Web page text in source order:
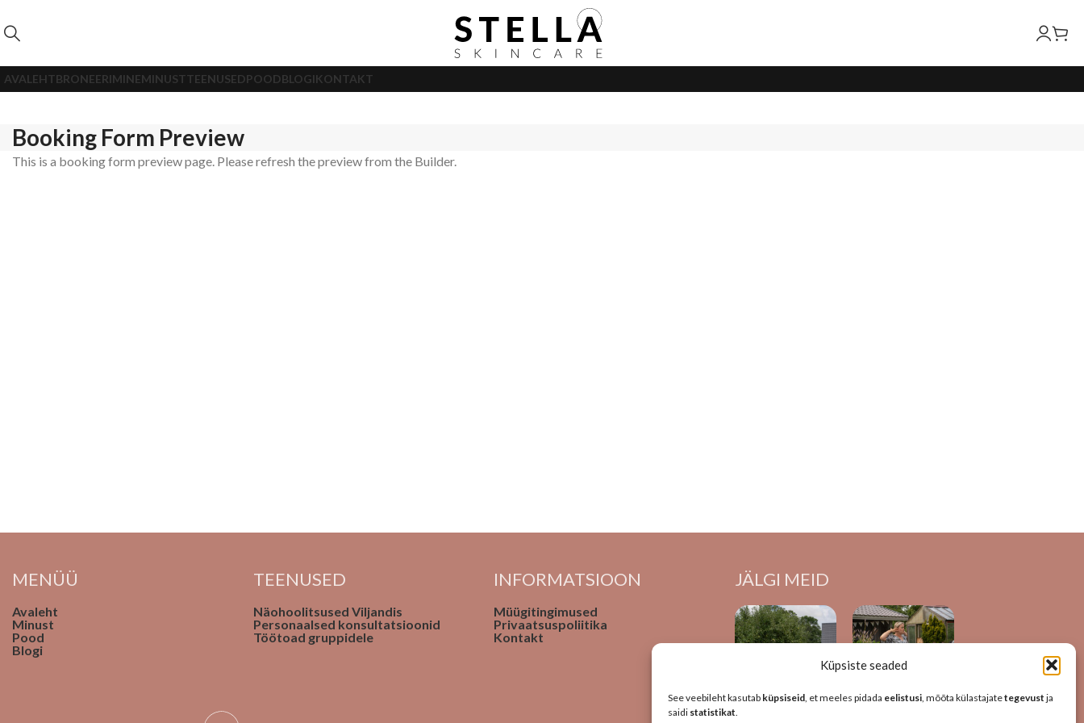
Küpsiste seaded
See veebileht kasutab küpsiseid, et meeles pidada eelistusi, mõõta külastajatetegevust ja
saidi statistikat.
AVALEHTBRONEERIMINEMINUSTTEENUSEDPOODBLOGIKONTAKT
Booking Form Preview
This is a booking form preview page. Please refresh the preview from the Builder.
MENÜÜ
Avaleht
Minust
Pood
Blogi
TEENUSED
Näohoolitsused Viljandis
Personaalsed konsultatsioonid
Töötoad gruppidele
INFORMATSIOON
Müügitingimused
Privaatsuspoliitika
Kontakt
JÄLGI MEID